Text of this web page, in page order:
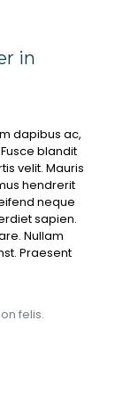
in
dapibus ac,
blandit
velit. Mauris
hendrerit
neque
sapien.
Nullam
Praesent
felis.